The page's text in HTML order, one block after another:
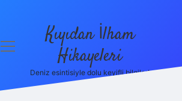
menüyü
Kıyıdan İlham
Hikayeleri
Deniz esintisiyle dolu keyifli bilgiler!